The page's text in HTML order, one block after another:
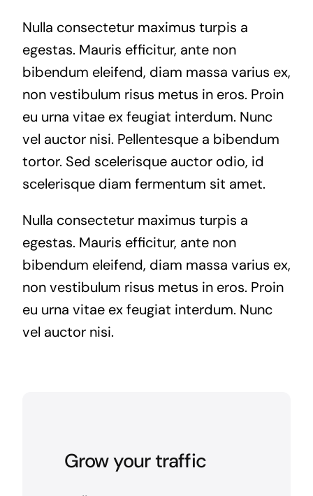
Nulla consectetur maximus turpis a
egestas. Mauris efficitur, ante non
bibendum eleifend, diam massa varius ex,
non vestibulum risus metus in eros. Proin
eu urna vitae ex feugiat interdum. Nunc
vel auctor nisi. Pellentesque a bibendum
tortor. Sed scelerisque auctor odio, id
scelerisque diam fermentum sit amet.
Nulla consectetur maximus turpis a
egestas. Mauris efficitur, ante non
bibendum eleifend, diam massa varius ex,
non vestibulum risus metus in eros. Proin
eu urna vitae ex feugiat interdum. Nunc
vel auctor nisi.
Grow your traffic